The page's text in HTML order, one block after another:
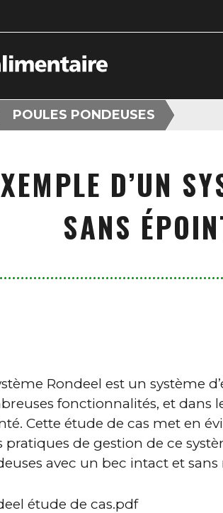
POULES PONDEUSES
D’UN
SANS
Rondeel est un système
fonctionnalités, et dans
Cette étude de cas met en
pratiques de gestion de ce
avec un bec intact et
étude de cas.pdf